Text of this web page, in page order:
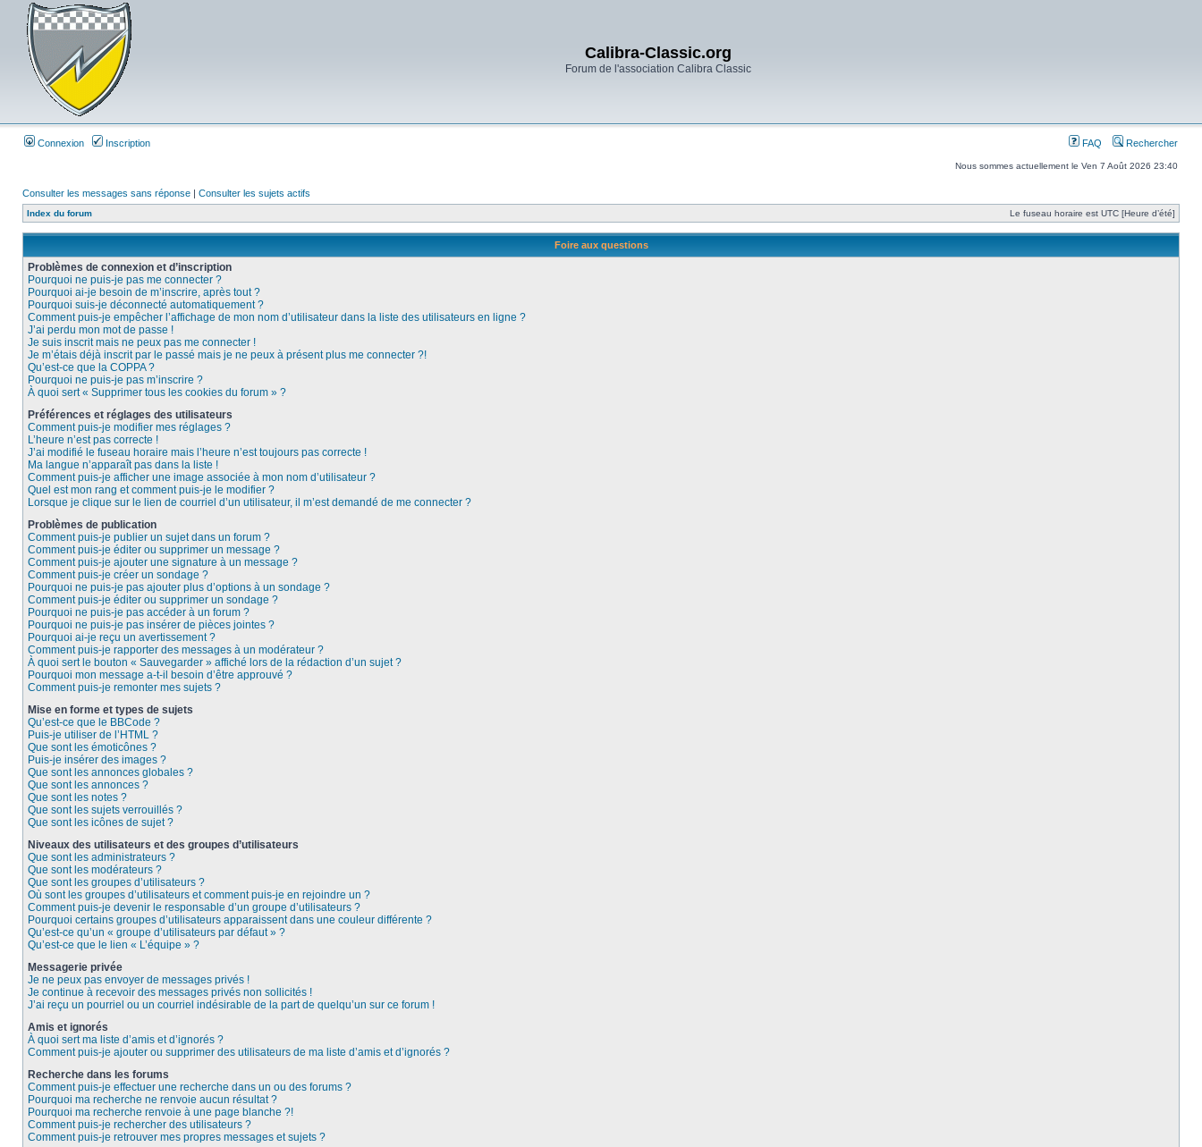
Calibra-Classic.org
Forum de l'association Calibra Classic
Connexion Inscription FAQ Rechercher
Nous sommes actuellement le Ven 7 Août 2026 23:40
Consulter les messages sans réponse | Consulter les sujets actifs
Index du forum Le fuseau horaire est UTC [Heure d’été]
Foire aux questions
Problèmes de connexion et d’inscription
Pourquoi ne puis-je pas me connecter ?
Pourquoi ai-je besoin de m’inscrire, après tout ?
Pourquoi suis-je déconnecté automatiquement ?
Comment puis-je empêcher l’affichage de mon nom d’utilisateur dans la liste des utilisateurs en ligne ?
J’ai perdu mon mot de passe !
Je suis inscrit mais ne peux pas me connecter !
Je m’étais déjà inscrit par le passé mais je ne peux à présent plus me connecter ?!
Qu’est-ce que la COPPA ?
Pourquoi ne puis-je pas m’inscrire ?
À quoi sert « Supprimer tous les cookies du forum » ?
Préférences et réglages des utilisateurs
Comment puis-je modifier mes réglages ?
L’heure n’est pas correcte !
J’ai modifié le fuseau horaire mais l’heure n’est toujours pas correcte !
Ma langue n’apparaît pas dans la liste !
Comment puis-je afficher une image associée à mon nom d’utilisateur ?
Quel est mon rang et comment puis-je le modifier ?
Lorsque je clique sur le lien de courriel d’un utilisateur, il m’est demandé de me connecter ?
Problèmes de publication
Comment puis-je publier un sujet dans un forum ?
Comment puis-je éditer ou supprimer un message ?
Comment puis-je ajouter une signature à un message ?
Comment puis-je créer un sondage ?
Pourquoi ne puis-je pas ajouter plus d’options à un sondage ?
Comment puis-je éditer ou supprimer un sondage ?
Pourquoi ne puis-je pas accéder à un forum ?
Pourquoi ne puis-je pas insérer de pièces jointes ?
Pourquoi ai-je reçu un avertissement ?
Comment puis-je rapporter des messages à un modérateur ?
À quoi sert le bouton « Sauvegarder » affiché lors de la rédaction d’un sujet ?
Pourquoi mon message a-t-il besoin d’être approuvé ?
Comment puis-je remonter mes sujets ?
Mise en forme et types de sujets
Qu’est-ce que le BBCode ?
Puis-je utiliser de l’HTML ?
Que sont les émoticônes ?
Puis-je insérer des images ?
Que sont les annonces globales ?
Que sont les annonces ?
Que sont les notes ?
Que sont les sujets verrouillés ?
Que sont les icônes de sujet ?
Niveaux des utilisateurs et des groupes d’utilisateurs
Que sont les administrateurs ?
Que sont les modérateurs ?
Que sont les groupes d’utilisateurs ?
Où sont les groupes d’utilisateurs et comment puis-je en rejoindre un ?
Comment puis-je devenir le responsable d’un groupe d’utilisateurs ?
Pourquoi certains groupes d’utilisateurs apparaissent dans une couleur différente ?
Qu’est-ce qu’un « groupe d’utilisateurs par défaut » ?
Qu’est-ce que le lien « L’équipe » ?
Messagerie privée
Je ne peux pas envoyer de messages privés !
Je continue à recevoir des messages privés non sollicités !
J’ai reçu un pourriel ou un courriel indésirable de la part de quelqu’un sur ce forum !
Amis et ignorés
À quoi sert ma liste d’amis et d’ignorés ?
Comment puis-je ajouter ou supprimer des utilisateurs de ma liste d’amis et d’ignorés ?
Recherche dans les forums
Comment puis-je effectuer une recherche dans un ou des forums ?
Pourquoi ma recherche ne renvoie aucun résultat ?
Pourquoi ma recherche renvoie à une page blanche ?!
Comment puis-je rechercher des utilisateurs ?
Comment puis-je retrouver mes propres messages et sujets ?